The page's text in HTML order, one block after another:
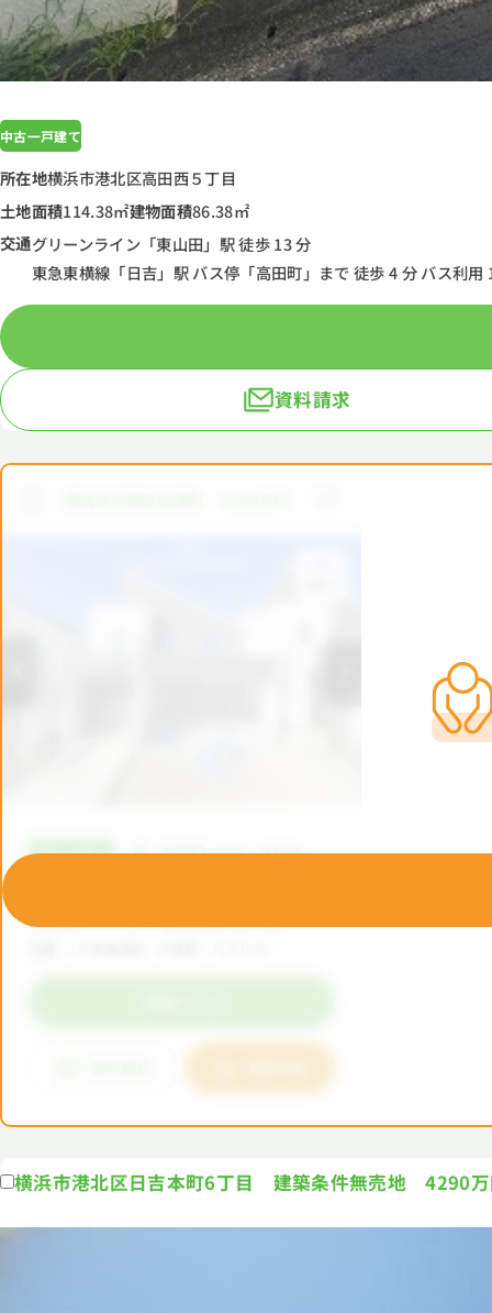
中古一戸建て
所在地横浜市港北区高田西５丁目
土地面積114.38㎡建物面積86.38㎡
交通グリーンライン「東山田」駅 徒歩 13 分
東急東横線「日吉」駅 バス停「高田町」まで 徒歩 4 分 バス利用
資料請求
横浜市港北区日吉本町6丁目 建築条件無売地 4290